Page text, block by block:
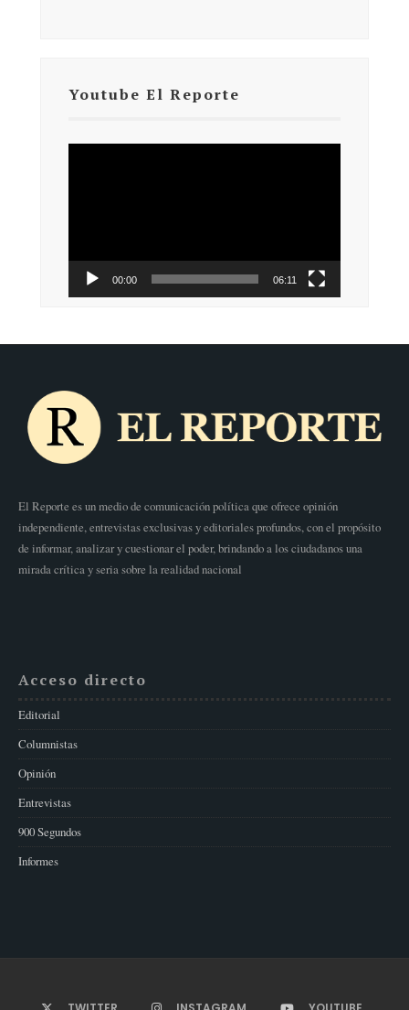
Youtube El Reporte
00:00 06:11
El Reporte es un medio de comunicación política que ofrece opinión
independiente, entrevistas exclusivas y editoriales profundos, con el propósito
de informar, analizar y cuestionar el poder, brindando a los ciudadanos una
mirada crítica y seria sobre la realidad nacional
Acceso directo
Editorial
Columnistas
Opinión
Entrevistas
900 Segundos
Informes